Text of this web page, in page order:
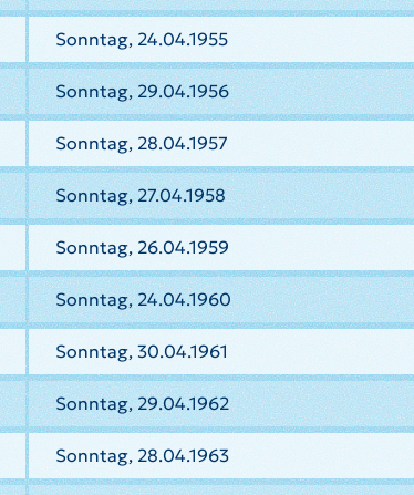
Sonntag, 24.04.1955
Sonntag, 29.04.1956
Sonntag, 28.04.1957
Sonntag, 27.04.1958
Sonntag, 26.04.1959
Sonntag, 24.04.1960
Sonntag, 30.04.1961
Sonntag, 29.04.1962
Sonntag, 28.04.1963